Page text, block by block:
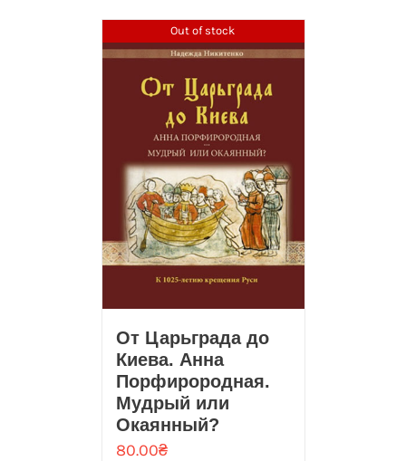
Out of stock
От Царьграда до
Киева. Анна
Порфирородная.
Мудрый или
Окаянный?
80.00₴